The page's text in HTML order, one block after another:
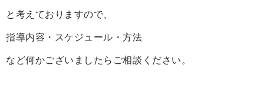
と考えておりますので、
指導内容・スケジュール・方法
など何かございましたらご相談ください。